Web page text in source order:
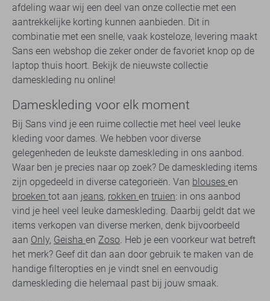
afdeling waar wij een deel van onze collectie met een
aantrekkelijke korting kunnen aanbieden. Dit in
combinatie met een snelle, vaak kosteloze, levering maakt
Sans een webshop die zeker onder de favoriet knop op de
laptop thuis hoort. Bekijk de nieuwste collectie
dameskleding nu online!
Dameskleding voor elk moment
Bij Sans vind je een ruime collectie met heel veel leuke
kleding voor dames. We hebben voor diverse
gelegenheden de leukste dameskleding in ons aanbod.
Waar ben je precies naar op zoek? De dameskleding items
zijn opgedeeld in diverse categorieën. Van blouses en
broeken tot aan jeans, rokken en truien: in ons aanbod
vind je heel veel leuke dameskleding. Daarbij geldt dat we
items verkopen van diverse merken, denk bijvoorbeeld
aan Only, Geisha en Zoso. Heb je een voorkeur wat betreft
het merk? Geef dit dan aan door gebruik te maken van de
handige filteropties en je vindt snel en eenvoudig
dameskleding die helemaal past bij jouw smaak.